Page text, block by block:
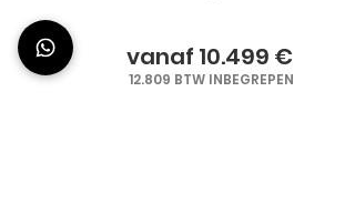
vanaf 10.499 €
12.809 BTW INBEGREPEN